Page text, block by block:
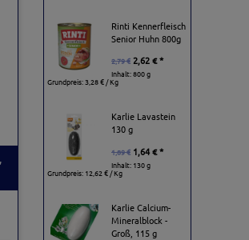
Rinti Kennerfleisch
Senior Huhn 800g
2,79 € 2,62 € *
Inhalt: 800 g
Grundpreis:3,28 € / Kg
Karlie Lavastein
130 g
1,89 € 1,64 € *
Inhalt: 130 g
Grundpreis: 12,62 € / Kg
Karlie Calcium-
Mineralblock -
Groß, 115 g